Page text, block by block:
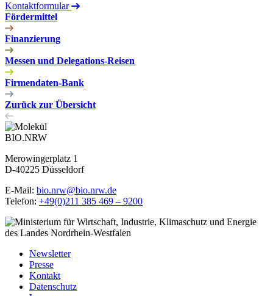
Kontaktformular
Fördermittel
Finanzierung
Messen und Delegations-Reisen
Firmendaten-Bank
Zurück zur Übersicht
BIO.NRW
Merowingerplatz 1
D-40225 Düsseldorf
E-Mail: bio.nrw@bio.nrw.de
Telefon: +49(0)211 385 469 – 9200
Newsletter
Presse
Kontakt
Datenschutz